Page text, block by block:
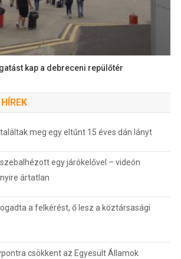
kap a debreceni repülőtér
meg egy eltűnt 15 éves dán lányt
egy járókelővel – videón
ártatlan
a felkérést, ő lesz a köztársasági
csökkent az Egyesült Államok